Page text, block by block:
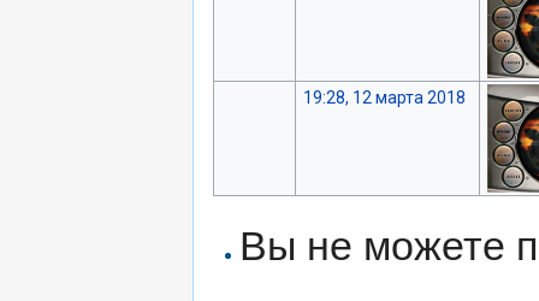
19:28, 12 марта 2018
Вы не можете